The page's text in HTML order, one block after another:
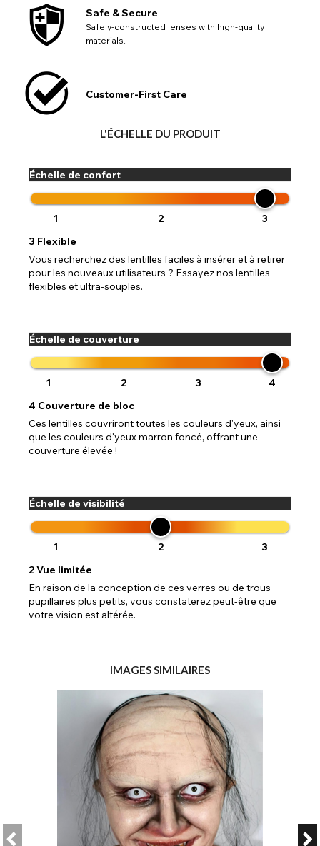
Safe & Secure
Safely-constructed lenses with high-quality
materials.
Customer-First Care
L'ÉCHELLE DU PRODUIT
Échelle de confort
1 2
3
3 Flexible
Vous recherchez des lentilles faciles à insérer et à retirer
pour les nouveaux utilisateurs ? Essayez nos lentilles
flexibles et ultra-souples.
Échelle de couverture
1 2 3
4
4 Couverture de bloc
Ces lentilles couvriront toutes les couleurs d'yeux, ainsi
que les couleurs d'yeux marron foncé, offrant une
couverture élevée !
Échelle de visibilité
1 2
3
2Vue limitée
En raison de la conception de ces verres ou de trous
pupillaires plus petits, vous constaterez peut-être que
votre vision est altérée.
IMAGES SIMILAIRES